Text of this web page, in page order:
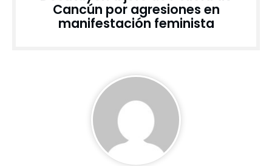
Cancún por agresiones en
manifestación feminista